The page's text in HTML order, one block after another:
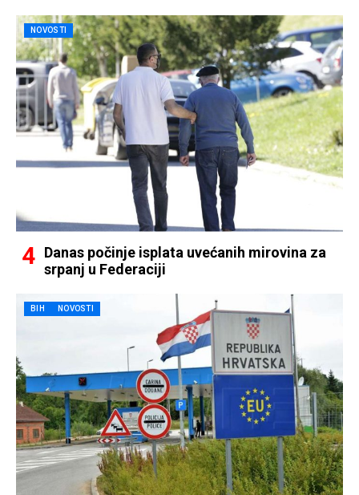
NOVOSTI
Danas počinje isplata uvećanih mirovina za
srpanj u Federaciji
BIH NOVOSTI